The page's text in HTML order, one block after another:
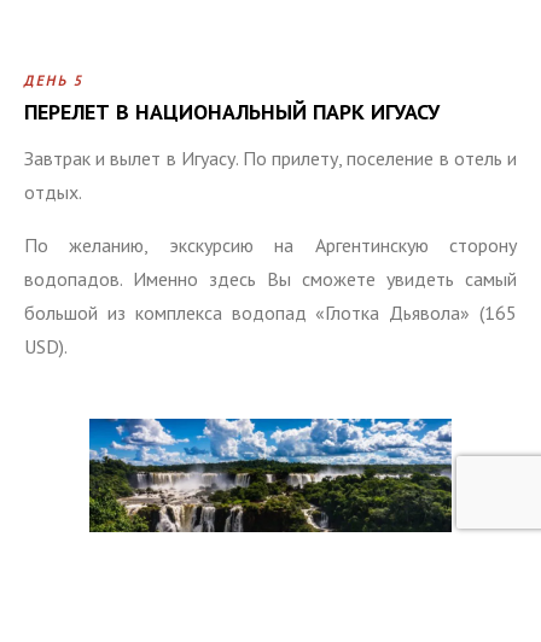
ДЕНЬ 5
ПЕРЕЛЕТ В НАЦИОНАЛЬНЫЙ ПАРК ИГУАСУ
Завтрак и вылет в Игуасу. По прилету, поселение в отель и
отдых.
По желанию, экскурсию на Аргентинскую сторону
водопадов. Именно здесь Вы сможете увидеть самый
большой из комплекса водопад «Глотка Дьявола» (165
USD).